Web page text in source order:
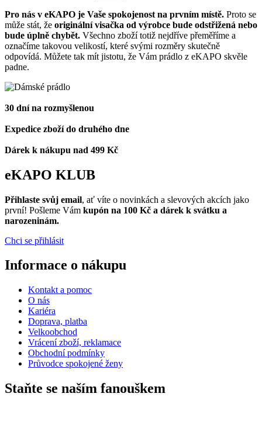
Pro nás v eKAPO je Vaše spokojenost na prvním místě. Proto se
může stát, že originální visačka od výrobce bude odstřižená nebo
bude úplně chybět. Všechno zboží totiž nejdříve přeměříme a
označíme takovou velikostí, které svými rozměry skutečně
odpovídá. Můžete tak mít jistotu, že Vám prádlo z eKAPO skvěle
padne.
30 dní na rozmyšlenou
Expedice zboží do druhého dne
Dárek k nákupu nad 499 Kč
eKAPO KLUB
Přihlaste svůj email, ať víte o novinkách a slevových akcích jako
první! Pošleme Vám kupón na 100 Kč a dárek k svátku a
narozeninám.
Chci se přihlásit
Informace o nákupu
Kontakt a pomoc
O nás
Kariéra
Doprava, platba
Velkoobchod
Vrácení zboží, reklamace
Obchodní podmínky
Průvodce spokojené ženy
Staňte se naším fanouškem